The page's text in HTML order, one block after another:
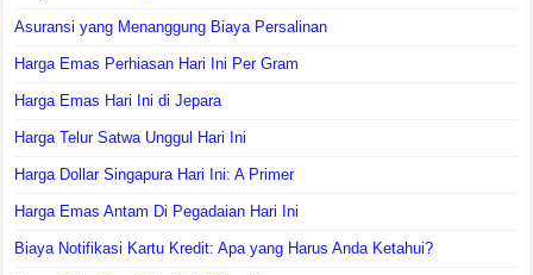
Asuransi yang Menanggung Biaya Persalinan
Harga Emas Perhiasan Hari Ini Per Gram
Harga Emas Hari Ini di Jepara
Harga Telur Satwa Unggul Hari Ini
Harga Dollar Singapura Hari Ini: A Primer
Harga Emas Antam Di Pegadaian Hari Ini
Biaya Notifikasi Kartu Kredit: Apa yang Harus Anda Ketahui?